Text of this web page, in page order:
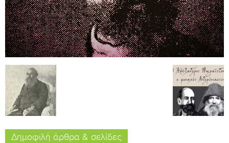
Δημοφιλή άρθρα & σελίδες